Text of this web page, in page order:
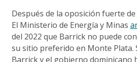
Después de la oposición fuerte
El Ministerio de Energía y Minas
del 2022 que Barrick no puede
su sitio preferido en Monte Plata.
Barrick y el gobierno dominicano